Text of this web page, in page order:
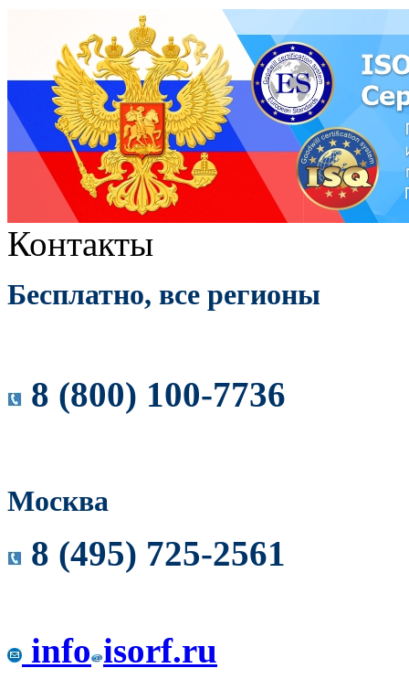
Контакты
Бесплатно, все регионы
8 (800) 100-7736
Москва
8 (495) 725-2561
info isorf.ru